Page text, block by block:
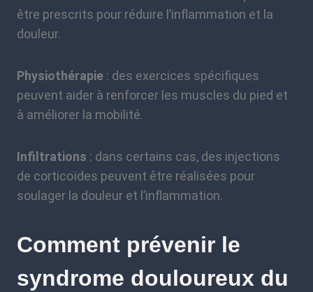
être prescrits pour réduire l’inflammation et la
douleur.
Physiothérapie : des exercices spécifiques
peuvent aider à renforcer les muscles du pied et
à améliorer la mobilité.
Infiltrations : dans certains cas, des injections
de corticoïdes peuvent être réalisées pour
soulager la douleur et l’inflammation.
Comment prévenir le
syndrome douloureux du